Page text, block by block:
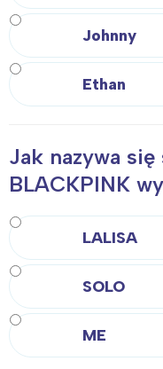
Johnny
Ethan
Jak nazywa
BLACKPINK
LALISA
SOLO
ME